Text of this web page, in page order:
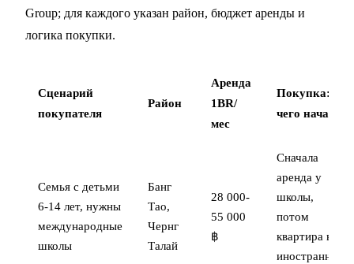
Group; для каждого указан район, бюджет аренды и
логика покупки.
Сценарий
покупателя
Район
Аренда
1BR/
мес
Покупка: с
чего начать
Семья с детьми
6-14 лет, нужны
международные
школы
Банг
Тао,
Чернг
Талай
28 000-
55 000
฿
Сначала
аренда у
школы,
потом
квартира в
иностранной